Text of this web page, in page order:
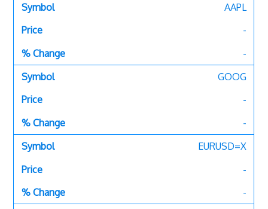
AAPL
-
-
GOOG
-
-
EURUSD=X
-
-